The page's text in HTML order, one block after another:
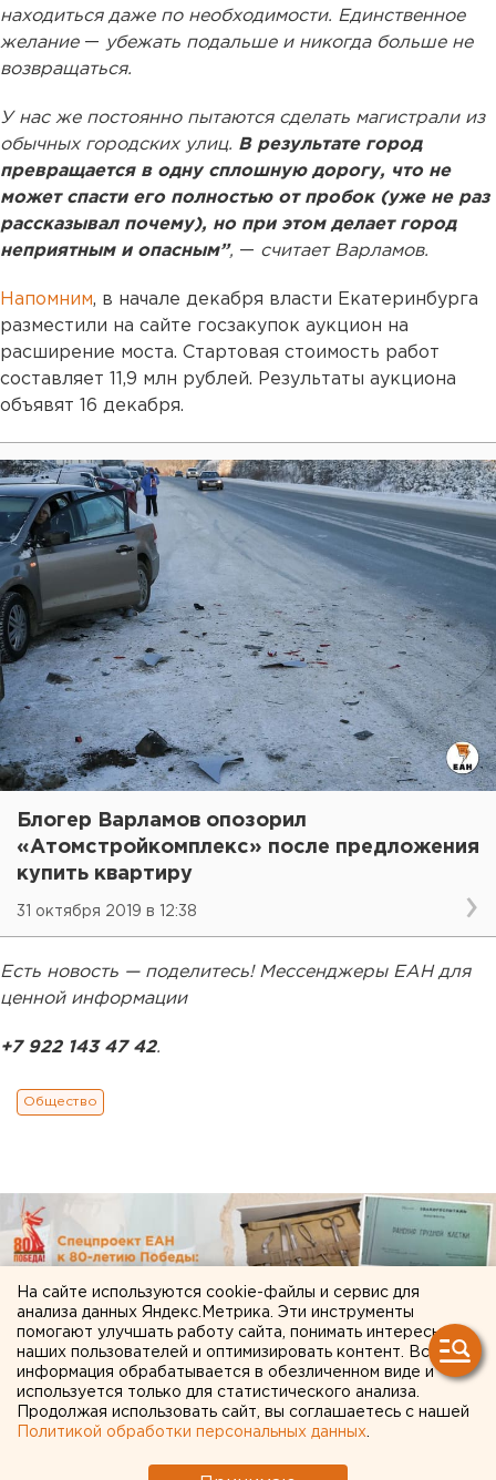
находиться даже по необходимости. Единственное
желание — убежать подальше и никогда больше не
возвращаться.
У нас же постоянно пытаются сделать магистрали из
обычных городских улиц. В результате город
превращается в одну сплошную дорогу, что не
может спасти его полностью от пробок (уже не раз
рассказывал почему), но при этом делает город
неприятным и опасным”, — считает Варламов.
Напомним, в начале декабря власти Екатеринбурга
разместили на сайте госзакупок аукцион на
расширение моста. Стартовая стоимость работ
составляет 11,9 млн рублей. Результаты аукциона
объявят 16 декабря.
Блогер Варламов опозорил
«Атомстройкомплекс» после предложения
купить квартиру
31 октября 2019 в 12:38
Есть новость — поделитесь! Мессенджеры ЕАН для
ценной информации
+7 922 143 47 42.
Общество
На сайте используются cookie-файлы и сервис для
анализа данных Яндекс.Метрика. Эти инструменты
помогают улучшать работу сайта, понимать интересы
наших пользователей и оптимизировать контент. Вся
информация обрабатывается в обезличенном виде и
используется только для статистического анализа.
Продолжая использовать сайт, вы соглашаетесь с нашей
Политикой обработки персональных данных